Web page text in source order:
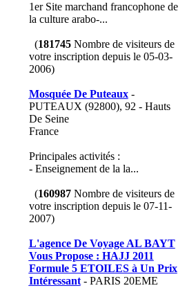
1er Site marchand francophone de
la culture arabo-...
(181745Nombre de visiteurs de
votre inscription depuis le 05-03-
2006)
Mosquée De Puteaux-
PUTEAUX (92800), 92 - Hauts
De Seine
France
Principales activités :
- Enseignement de la la...
(160987Nombre de visiteurs de
votre inscription depuis le 07-11-
2007)
L'agence De Voyage AL BAYT
Vous Propose : HAJJ 2011
Formule 5 ETOILES à Un Prix
Intéressant- PARIS 20EME